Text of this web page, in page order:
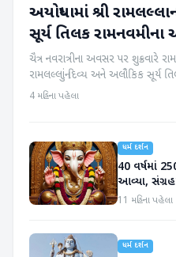
ધર્મ દર્શન
અયોધ્યામાં શ્રી
સૂર્ય તિલક
મિનિટ સુધી ચમકતું હતું.
ચૈત્ર નવરાત્રીના અવસર પર શુક્રવારે
રામલલ્લાનું દિવ્ય અને અલૌકિક સૂર્ય
ભગવાન રામની જન્મજયંતિમાં
4 મહિના પહેલા
ધર્મ દર્શન
40 વર્ષમાં
આવ્યા,
મૂર્તિઓનો
11 મહિના પહેલા
ધર્મ દર્શન